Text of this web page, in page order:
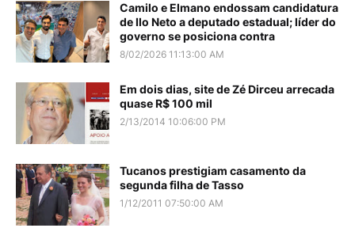
Camilo e Elmano endossam candidatura
de Ilo Neto a deputado estadual; líder do
governo se posiciona contra
8/02/2026 11:13:00 AM
Em dois dias, site de Zé Dirceu arrecada
quase R$ 100 mil
2/13/2014 10:06:00 PM
Tucanos prestigiam casamento da
segunda filha de Tasso
1/12/2011 07:50:00 AM